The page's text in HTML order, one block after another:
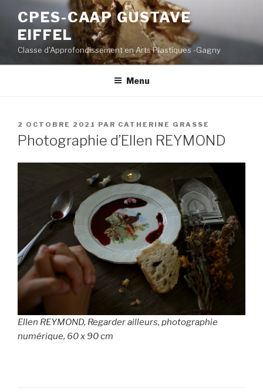
contenu
principal
CPES-CAAP GUSTAVE
EIFFEL
Classe d'Approfondissement en Arts Plastiques -Gagny
Menu
PUBLIÉ
LE
2 OCTOBRE 2021 PAR CATHERINE GRASSE
Photographie d’Ellen REYMOND
Ellen REYMOND, Regarder ailleurs, photographie
numérique, 60 x 90 cm